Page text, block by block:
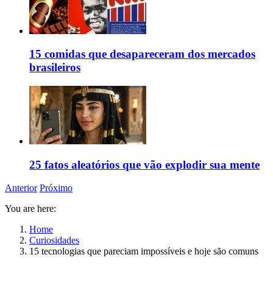
15 comidas que desapareceram dos mercados
brasileiros
25 fatos aleatórios que vão explodir sua mente
Anterior Próximo
You are here:
Home
Curiosidades
15 tecnologias que pareciam impossíveis e hoje são comuns